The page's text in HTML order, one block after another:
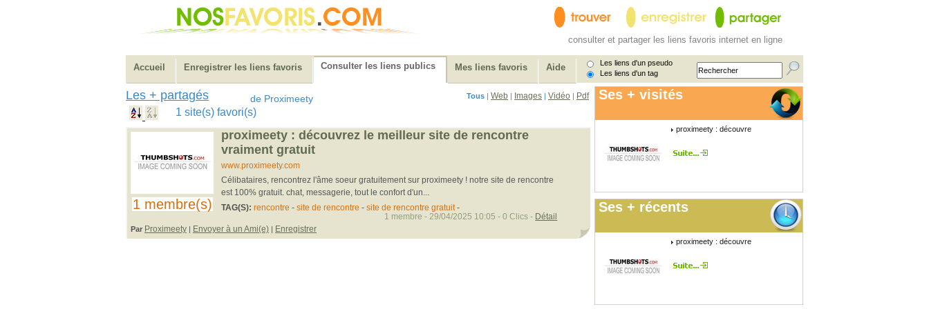
consulter et partager les liens favoris internet en ligne
Accueil Enregistrer les liens favoris Consulter les liens publics Mes liens favoris Aide
Les liens d'un pseudo
Les liens d'un tag
Les + partagés de Proximeety Tous | Web | Images | Vidéo | Pdf
1 site(s) favori(s)
1 membre(s)
proximeety : découvrez le meilleur site de rencontre
vraiment gratuit
www.proximeety.com
Célibataires, rencontrez l'âme soeur gratuitement sur proximeety ! notre site de rencontre
est 100% gratuit. chat, messagerie, tout le confort d'un...
TAG(S): rencontre - site de rencontre - site de rencontre gratuit-
Par Proximeety | Envoyer à un Ami(e) | Enregistrer
1 membre - 29/04/2025 10:05 - 0 Clics - Détail
Ses + visités
proximeety : découvre
Ses + récents
proximeety : découvre